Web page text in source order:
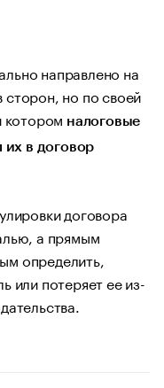
направлено на
но по своей
котором налоговые
их в договор
договора
а прямым
определить,
или потеряет ее из-